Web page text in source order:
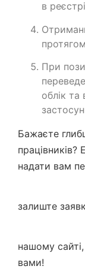
в
При
облік та
Бажаєте
працівників?
надати вам
залиште
нашому
вами!